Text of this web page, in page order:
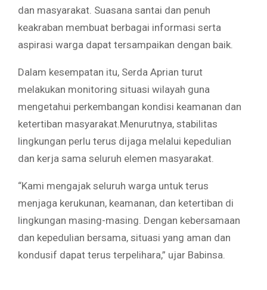
dan masyarakat. Suasana santai dan penuh
keakraban membuat berbagai informasi serta
aspirasi warga dapat tersampaikan dengan baik.
Dalam kesempatan itu, Serda Aprian turut
melakukan monitoring situasi wilayah guna
mengetahui perkembangan kondisi keamanan dan
ketertiban masyarakat.Menurutnya, stabilitas
lingkungan perlu terus dijaga melalui kepedulian
dan kerja sama seluruh elemen masyarakat.
“Kami mengajak seluruh warga untuk terus
menjaga kerukunan, keamanan, dan ketertiban di
lingkungan masing-masing. Dengan kebersamaan
dan kepedulian bersama, situasi yang aman dan
kondusif dapat terus terpelihara,” ujar Babinsa.